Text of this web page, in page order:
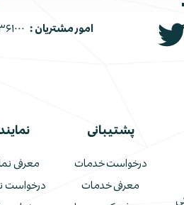
امور مشتریان : ۰۲۱-
پشتیبانی
درخواست خدمات
معرفی خدمات
معرفی
درخواست